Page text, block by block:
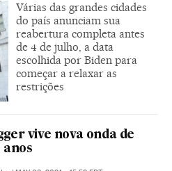
Várias das grandes cidades
do país anunciam sua
reabertura completa antes
de 4 de julho, a data
escolhida por Biden para
começar a relaxar as
restrições
vive nova onda de
anos